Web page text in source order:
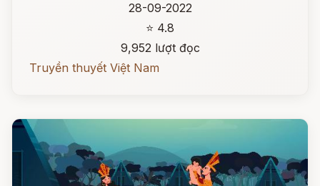
28-09-2022
⭐ 4.8
9,952 lượt đọc
Truyền thuyết Việt Nam